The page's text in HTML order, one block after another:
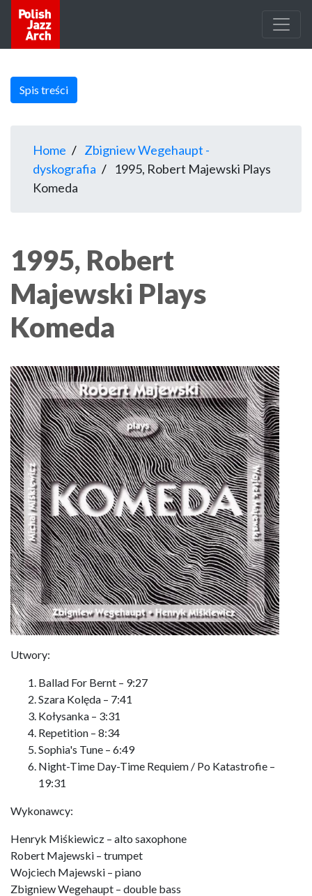
Spis treści
Home
Zbigniew Wegehaupt -
dyskografia
1995, Robert Majewski Plays
Komeda
1995, Robert
Majewski Plays
Komeda
Utwory:
Ballad For Bernt – 9:27
Szara Kolęda – 7:41
Kołysanka – 3:31
Repetition – 8:34
Sophia's Tune – 6:49
Night-Time Day-Time Requiem / Po Katastrofie –
19:31
Wykonawcy:
Henryk Miśkiewicz – alto saxophone
Robert Majewski – trumpet
Wojciech Majewski – piano
Zbigniew Wegehaupt – double bass